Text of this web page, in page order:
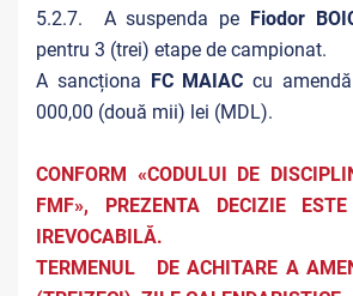
5.2.7. A suspenda pe Fiodor
pentru 3 (trei) etape de campionat.
A sancționa FC MAIAC cu
000,00 (două mii) lei (MDL).
CONFORM «CODULUI DE
FMF», PREZENTA DECIZIE
IREVOCABILĂ.
TERMENUL DE ACHITARE A